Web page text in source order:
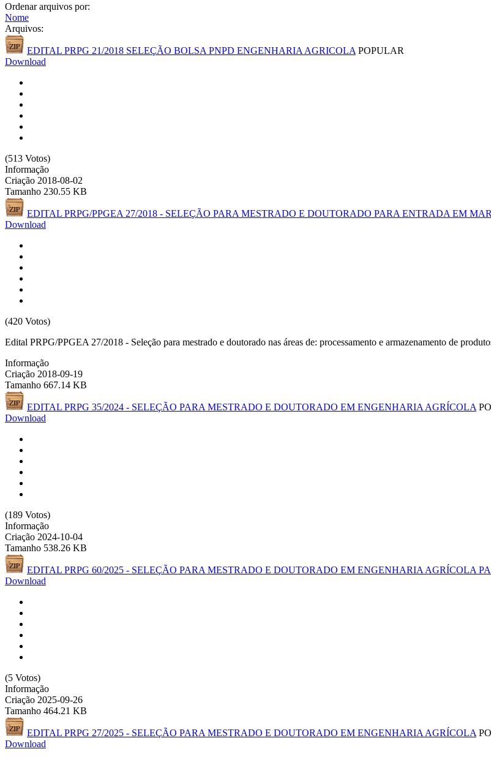
Ordenar arquivos por:
Nome
Arquivos:
EDITAL PRPG 21/2018 SELEÇÃO BOLSA PNPD ENGENHARIA AGRICOLA POPULAR
Download
(513 Votos)
Informação
Criação 2018-08-02
Tamanho 230.55 KB
EDITAL PRPG/PPGEA 27/2018 - SELEÇÃO PARA MESTRADO E DOUTORADO PARA ENTRADA EM
Download
(420 Votos)
Edital PRPG/PPGEA 27/2018 - Seleção para mestrado e doutorado nas áreas de: processamento e armazenamento de
Informação
Criação 2018-09-19
Tamanho 667.14 KB
EDITAL PRPG 35/2024 - SELEÇÃO PARA MESTRADO E DOUTORADO EM ENGENHARIA AGRÍCOLA
Download
(189 Votos)
Informação
Criação 2024-10-04
Tamanho 538.26 KB
EDITAL PRPG 60/2025 - SELEÇÃO PARA MESTRADO E DOUTORADO EM ENGENHARIA AGRÍCOLA
Download
(5 Votos)
Informação
Criação 2025-09-26
Tamanho 464.21 KB
EDITAL PRPG 27/2025 - SELEÇÃO PARA MESTRADO E DOUTORADO EM ENGENHARIA AGRÍCOLA
Download